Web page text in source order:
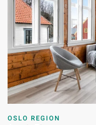
OSLO REGION